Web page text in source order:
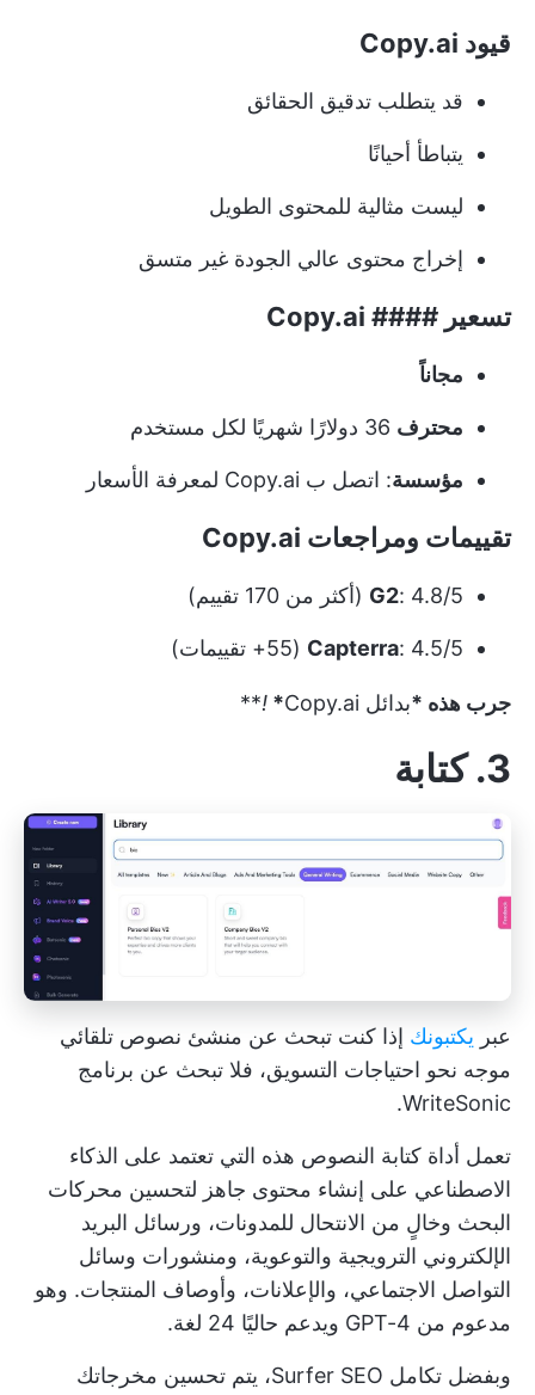
قيود Copy.ai
قد يتطلب تدقيق الحقائق
يتباطأ أحيانًا
ليست مثالية للمحتوى الطويل
إخراج محتوى عالي الجودة غير متسق
تسعير #### Copy.ai
مجاناً
محترف
مؤسسة: اتصل ب Copy.ai لمعرفة الأسعار
تقييمات ومراجعات Copy.ai
G2: 4.8/5 (أكثر من 170 تقييم)
Capterra: 4.5/5 (55+ تقييمات)
جرب هذه *بدائل Copy.ai *
!
**
3. كتابة
عبر يكتبونك إذا كنت تبحث عن منشئ نصوص تلقائي
موجه نحو احتياجات التسويق، فلا تبحث عن برنامج
WriteSonic.
تعمل أداة كتابة النصوص هذه التي تعتمد على الذكاء
الاصطناعي على إنشاء محتوى جاهز لتحسين محركات
البحث وخالٍ من الانتحال للمدونات، ورسائل البريد
الإلكتروني الترويجية والتوعوية، ومنشورات وسائل
التواصل الاجتماعي، والإعلانات، وأوصاف المنتجات. وهو
مدعوم من GPT-4 ويدعم حاليًا 24 لغة.
وبفضل تكامل Surfer SEO، يتم تحسين مخرجاتك